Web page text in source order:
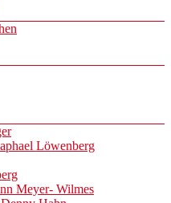
Löwenberg
Meyer- Wilmes